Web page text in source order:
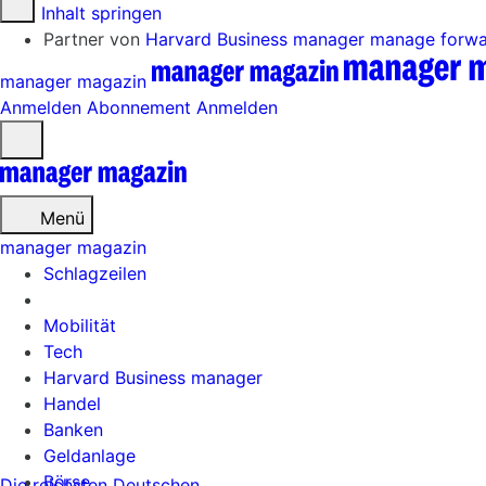
Zum Inhalt springen
Partner von Harvard Business manager manage
manager magazin
Anmelden Abonnement Anmelden
öffnen
Menü
Schlagzeilen
Mobilität
Tech
Harvard Business manager
Handel
Banken
Geldanlage
Börse
manager magazin